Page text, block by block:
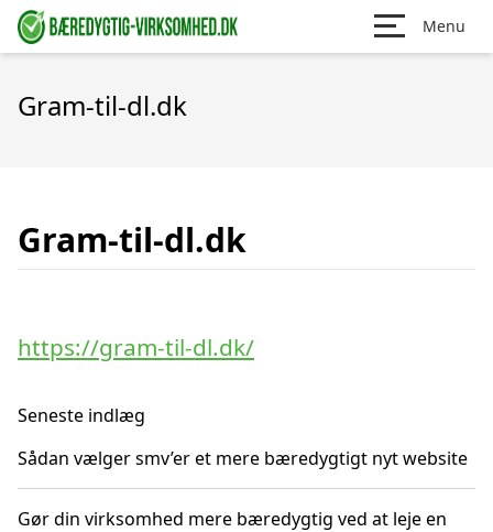
Menu
Gram-til-dl.dk
Gram-til-dl.dk
https://gram-til-dl.dk/
Seneste indlæg
Sådan vælger smv’er et mere bæredygtigt nyt website
Gør din virksomhed mere bæredygtig ved at leje en